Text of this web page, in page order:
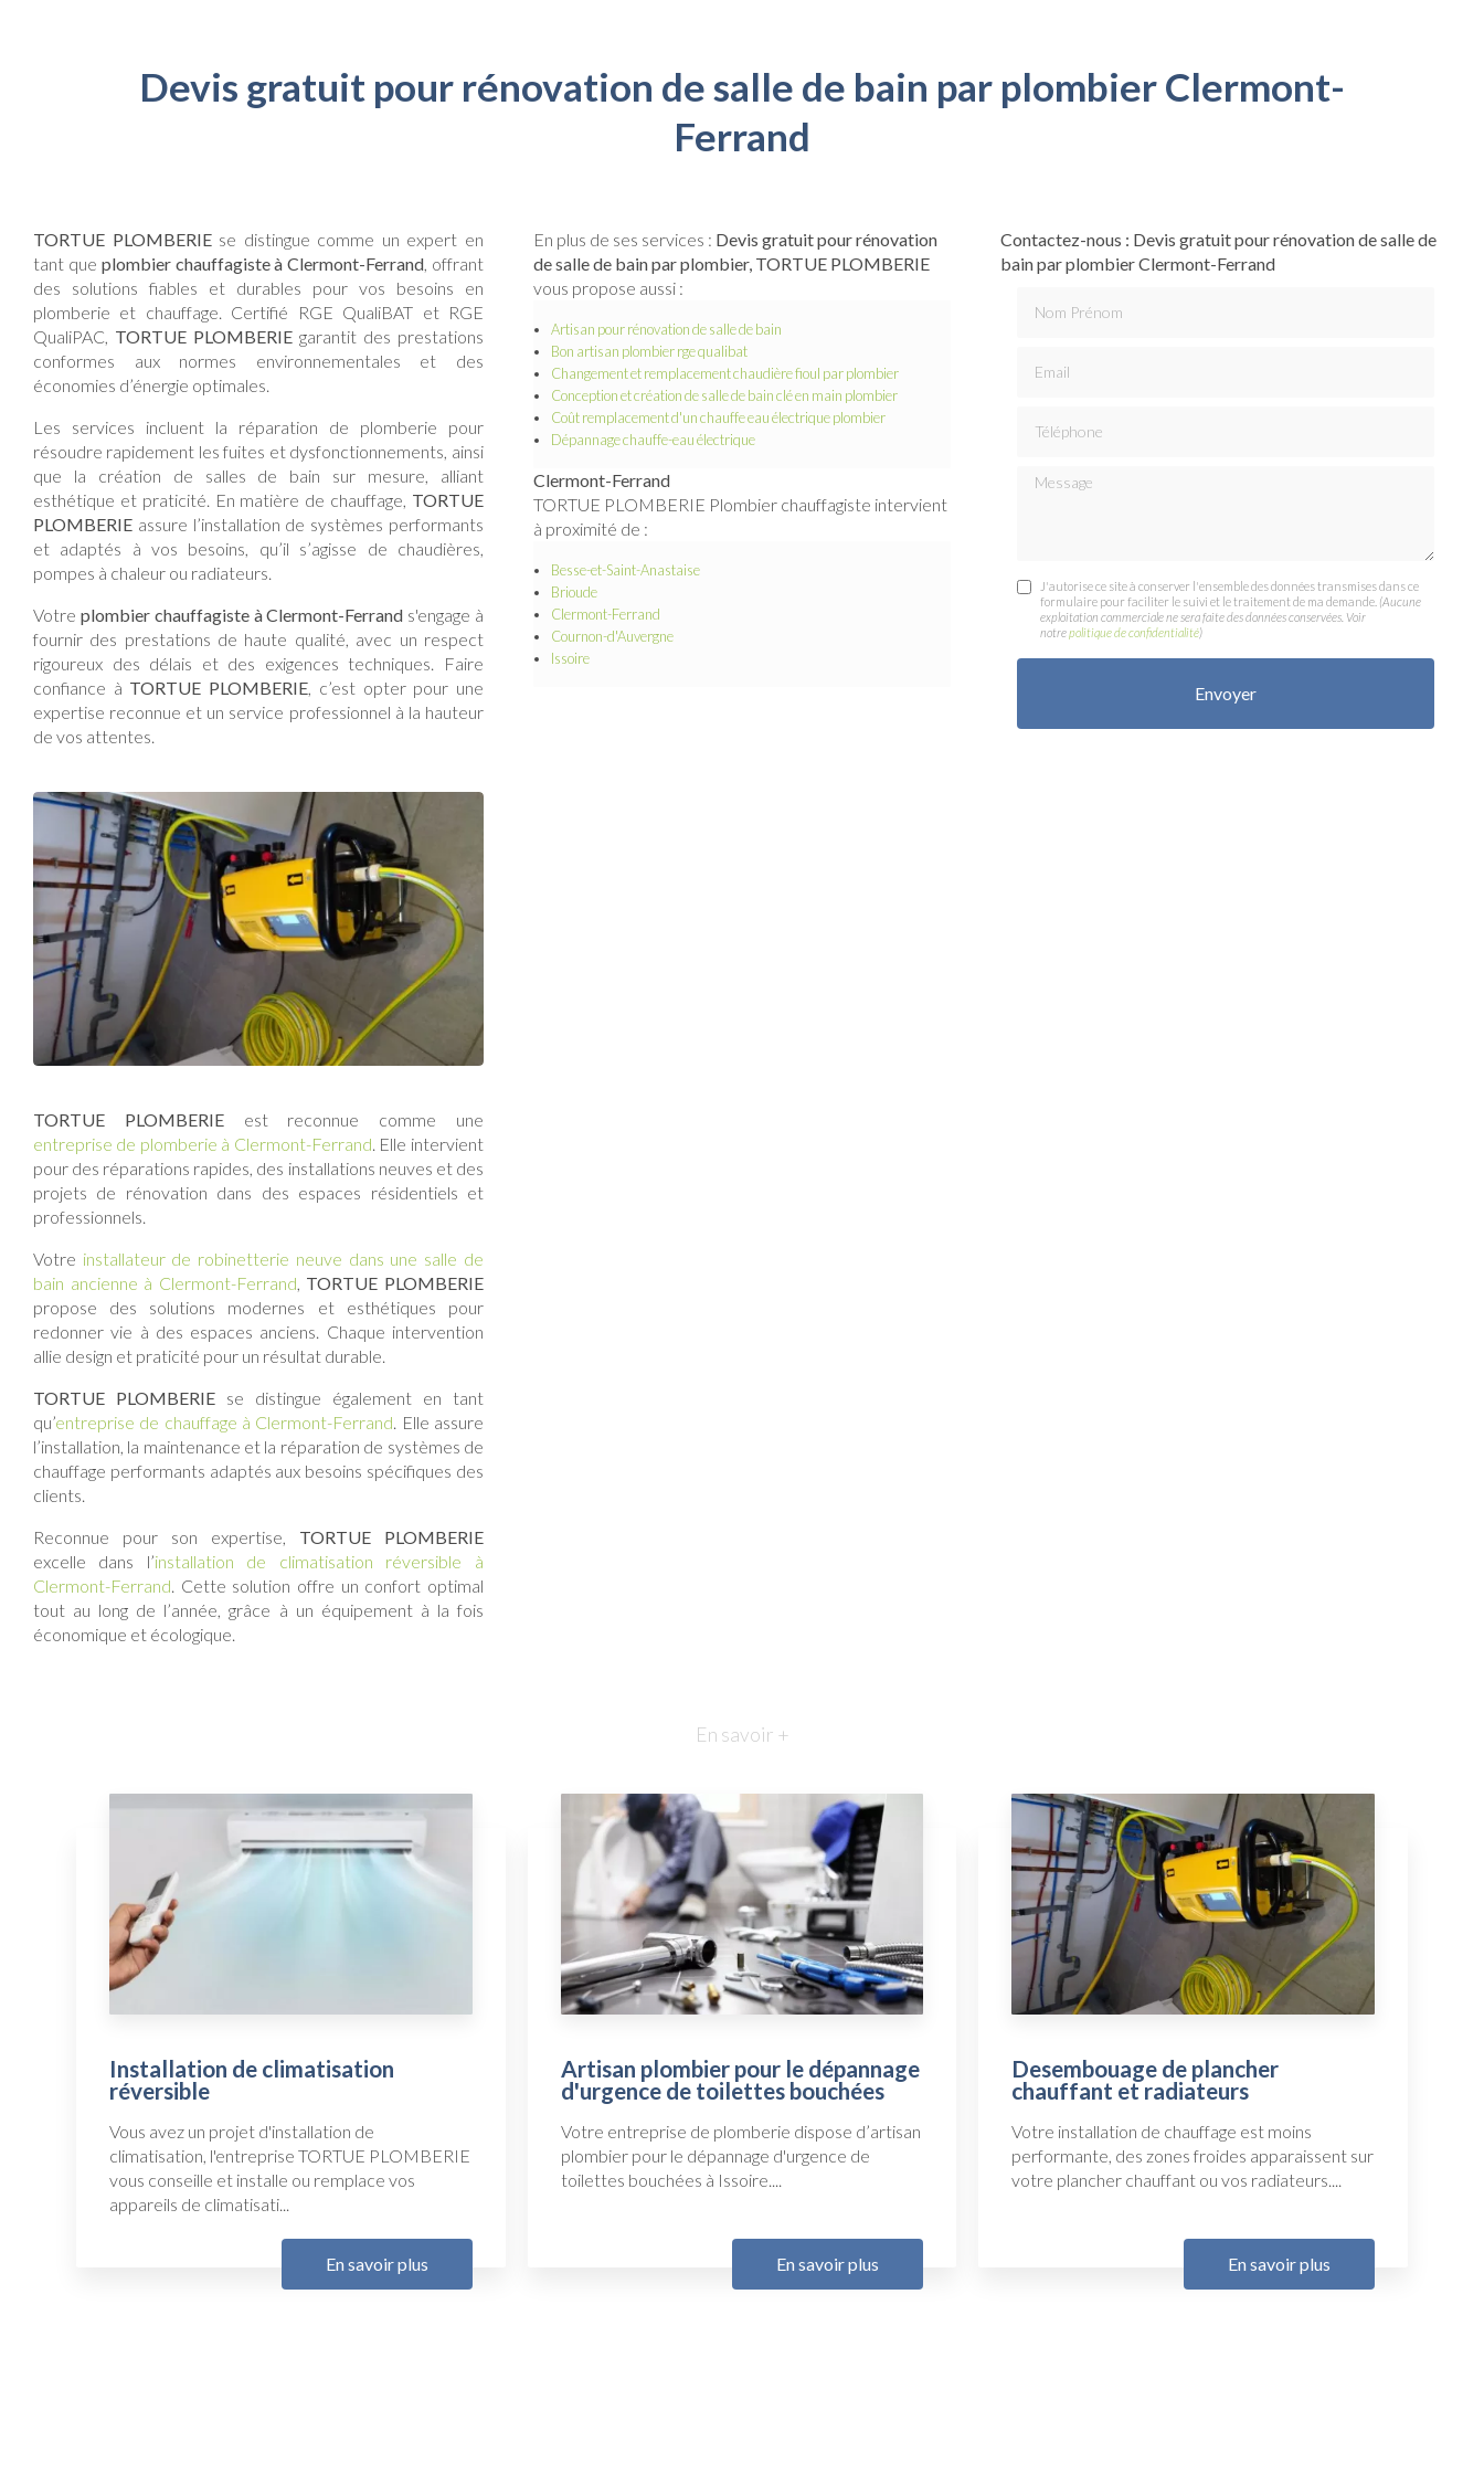
Devis gratuit pour rénovation de salle de bain par plombier Clermont-
Ferrand
TORTUE PLOMBERIE se distingue comme un expert en
tant que plombier chauffagiste à Clermont-Ferrand, offrant
des solutions fiables et durables pour vos besoins en
plomberie et chauffage. Certifié RGE QualiBAT et RGE
QualiPAC, TORTUE PLOMBERIE garantit des prestations
conformes aux normes environnementales et des
économies d’énergie optimales.
Les services incluent la réparation de plomberie pour
résoudre rapidement les fuites et dysfonctionnements, ainsi
que la création de salles de bain sur mesure, alliant
esthétique et praticité. En matière de chauffage, TORTUE
PLOMBERIE assure l’installation de systèmes performants
et adaptés à vos besoins, qu’il s’agisse de chaudières,
pompes à chaleur ou radiateurs.
Votre plombier chauffagiste à Clermont-Ferrand s'engage à
fournir des prestations de haute qualité, avec un respect
rigoureux des délais et des exigences techniques. Faire
confiance à TORTUE PLOMBERIE, c’est opter pour une
expertise reconnue et un service professionnel à la hauteur
de vos attentes.
TORTUE PLOMBERIEest reconnue comme une
entreprise de plomberie à Clermont-Ferrand. Elle intervient
pour des réparations rapides, des installations neuves et des
projets de rénovation dans des espaces résidentiels et
professionnels.
Votre installateur de robinetterie neuve dans une salle de
bain ancienne à Clermont-Ferrand, TORTUE PLOMBERIE
propose des solutions modernes et esthétiques pour
redonner vie à des espaces anciens. Chaque intervention
allie design et praticité pour un résultat durable.
TORTUE PLOMBERIE se distingue également en tant
qu’entreprise de chauffage à Clermont-Ferrand. Elle assure
l’installation, la maintenance et la réparation de systèmes de
chauffage performants adaptés aux besoins spécifiques des
clients.
Reconnue pour son expertise, TORTUE PLOMBERIE
excelle dans l’installation de climatisation réversible à
Clermont-Ferrand. Cette solution offre un confort optimal
tout au long de l’année, grâce à un équipement à la fois
économique et écologique.
En plus de ses services : Devis gratuit pour rénovation
de salle de bain par plombier, TORTUE PLOMBERIE
vous propose aussi :
Artisan pour rénovation de salle de bain
Bon artisan plombier rge qualibat
Changement et remplacement chaudière fioul par plombier
Conception et création de salle de bain clé en main plombier
Coût remplacement d'un chauffe eau électrique plombier
Dépannage chauffe-eau électrique
Clermont-Ferrand
TORTUE PLOMBERIE Plombier chauffagiste intervient
à proximité de :
Besse-et-Saint-Anastaise
Brioude
Clermont-Ferrand
Cournon-d'Auvergne
Issoire
Contactez-nous : Devis gratuit pour rénovation de salle de
bain par plombier Clermont-Ferrand
Message
J'autorise ce site à conserver l'ensemble des données transmises dans ce
formulaire pour faciliter le suivi et le traitement de ma demande. (Aucune
exploitation commerciale ne sera faite des données conservées. Voir
notrepolitique de confidentialité)
En savoir +
Installation de climatisation
réversible
Vous avez un projet d'installation de
climatisation, l'entreprise TORTUE PLOMBERIE
vous conseille et installe ou remplace vos
appareils de climatisati...
En savoir plus
Artisan plombier pour le dépannage
d'urgence de toilettes bouchées
Votre entreprise de plomberie dispose d’artisan
plombier pour le dépannage d'urgence de
toilettes bouchées à Issoire....
En savoir plus
Desembouage de plancher
chauffant et radiateurs
Votre installation de chauffage est moins
performante, des zones froides apparaissent sur
votre plancher chauffant ou vos radiateurs....
En savoir plus